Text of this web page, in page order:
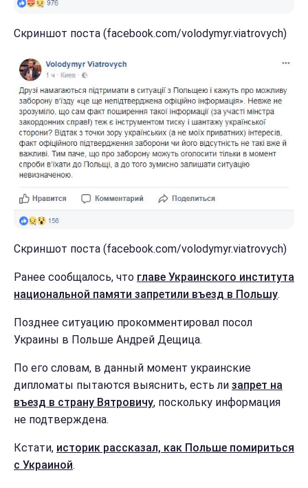
Скриншот поста (facebook.com/volodymyr.viatrovych)
Скриншот поста (facebook.com/volodymyr.viatrovych)
Ранее сообщалось, что главе Украинского института
национальной памяти запретили въезд в Польшу.
Позднее ситуацию прокомментировал посол
Украины в Польше Андрей Дещица.
По его словам, в данный момент украинские
дипломаты пытаются выяснить, есть ли запрет на
въезд в страну Вятровичу, поскольку информация
не подтверждена.
Кстати, историк рассказал, как Польше помириться
с Украиной.